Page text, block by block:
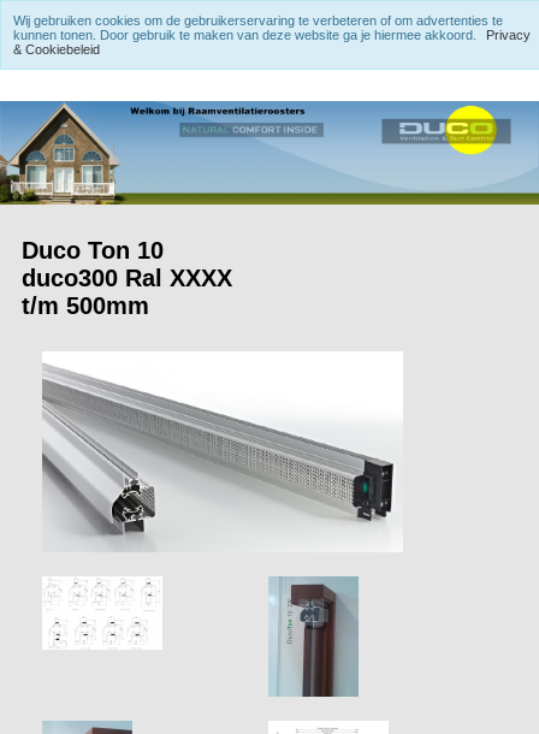
Duco Ton 10
duco300 Ral XXXX
t/m 500mm
Wij gebruiken cookies om de gebruikerservaring te verbeteren of om advertenties te
kunnen tonen. Door gebruik te maken van deze website ga je hiermee akkoord.
Privacy
& Cookiebeleid